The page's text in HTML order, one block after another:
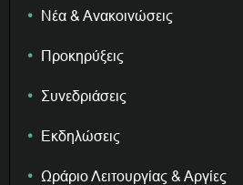
Νέα & Ανακοινώσεις
Προκηρύξεις
Συνεδριάσεις
Εκδηλώσεις
Ωράριο Λειτουργίας & Αργίες